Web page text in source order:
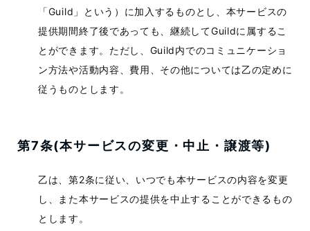
「Guild」という）に加入するものとし、本サービスの
提供期間終了後であっても、継続してGuildに属するこ
とができます。ただし、Guild内でのコミュニケーショ
ン方法や活動内容、費用、その他については乙の定めに
従うものとします。
第7条(本サービスの変更・中止・譲渡等)
乙は、第2条に従い、いつでも本サービスの内容を変更
し、また本サービスの提供を中止することができるもの
とします。